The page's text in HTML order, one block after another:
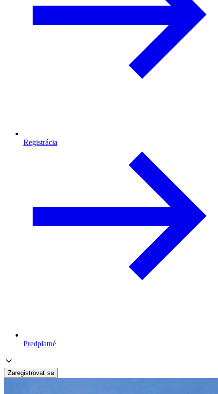
Registrácia
Predplatné
Zaregistrovať sa